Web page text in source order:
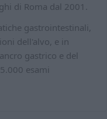
di Roma dal 2001.
gastrointestinali,
dell'alvo, e in
gastrico e del
esami